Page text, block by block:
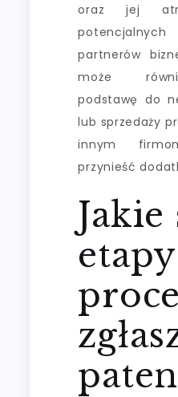
oraz jej
potencjalnych
partnerów
może
podstawę do
lub sprzedaży
innym
przynieść
Jakie
etapy